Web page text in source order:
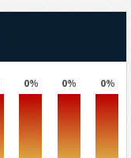
0% 0% 0%